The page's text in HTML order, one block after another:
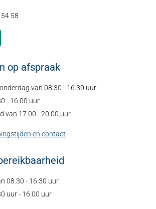
58
op afspraak
van 08.30 - 16.30 uur
- 16.00 uur
van 17.00 - 20.00 uur
en contact
08.30 - 16.30 uur
uur - 16.00 uur